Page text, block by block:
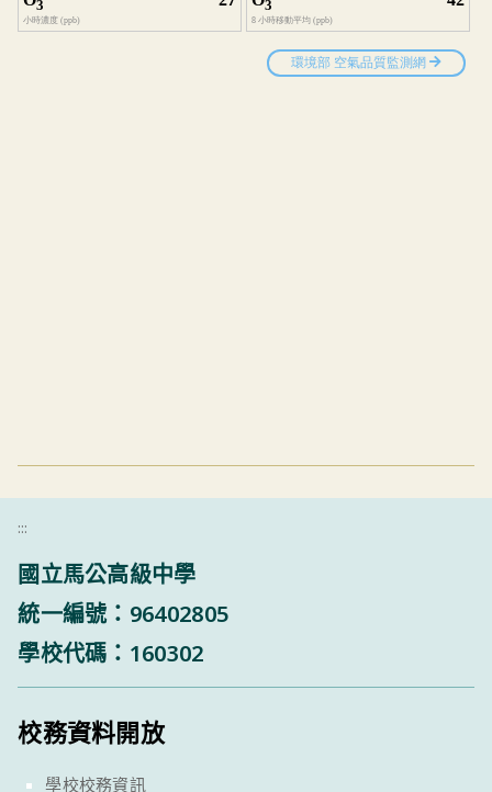
:::
國立馬公高級中學
統一編號：96402805
學校代碼：160302
校務資料開放
學校校務資訊